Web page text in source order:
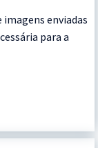
enviadas
para a